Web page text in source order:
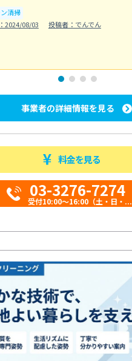
清掃
2024/08/03
投稿者：でんでん
事業者の詳細情報を見る
料金を見る
03-3276-7274
受付10:00〜16:00（土・日・...